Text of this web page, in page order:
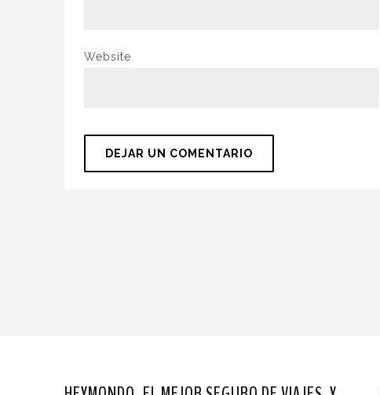
Website